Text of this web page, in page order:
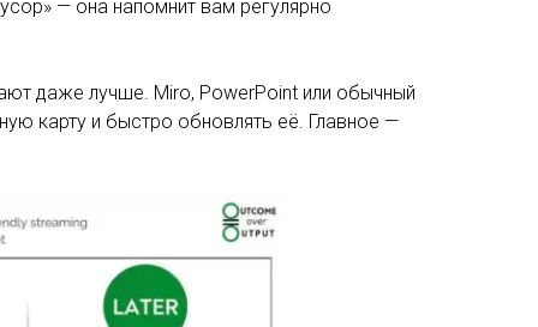
— она напомнит вам регулярно
даже лучше. Miro, PowerPoint или обычный
карту и быстро обновлять её. Главное —